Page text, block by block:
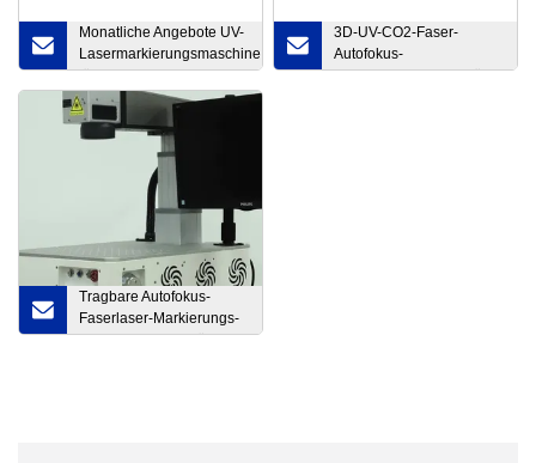
Monatliche Angebote UV-
Lasermarkierungsmaschine
für den Druck von
Gesichtsmasken-Logos in
medizinischen
Anwendungen
3D-UV-CO2-Faser-
Autofokus-
Lasermarkierungsgerät /
Tragbare Autofokus-
Faserlaser-Markierungs-
Graviermaschine für